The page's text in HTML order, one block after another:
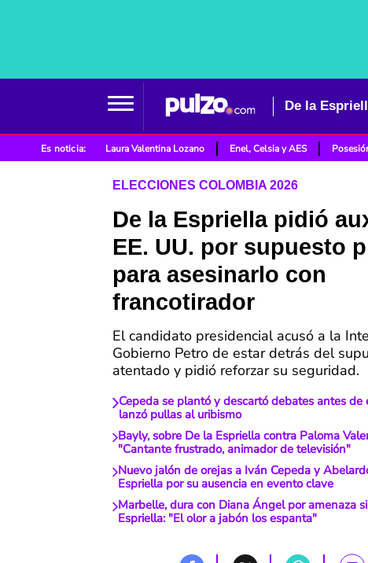
Es noticia: Laura Valentina Lozano Enel, Celsia y AES
ELECCIONES COLOMBIA 2026
De la Espriella pidió
EE. UU. por supuesto
para asesinarlo con
francotirador
El candidato presidencial acusó a la
Gobierno Petro de estar detrás del
atentado y pidió reforzar su seguridad.
Cepeda se plantó y descartó debates antes de
lanzó pullas al uribismo
Bayly, sobre De la Espriella contra Paloma
"Cantante frustrado, animador de televisión"
Nuevo jalón de orejas a Iván Cepeda y
Espriella por su ausencia en evento clave
Marbelle, dura con Diana Ángel por amenaza
Espriella: "El olor a jabón los espanta"